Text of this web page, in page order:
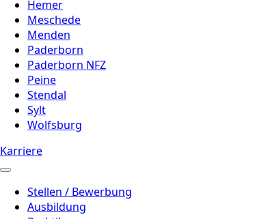
Hemer
Meschede
Menden
Paderborn
Paderborn NFZ
Peine
Stendal
Sylt
Wolfsburg
Karriere
Stellen / Bewerbung
Ausbildung